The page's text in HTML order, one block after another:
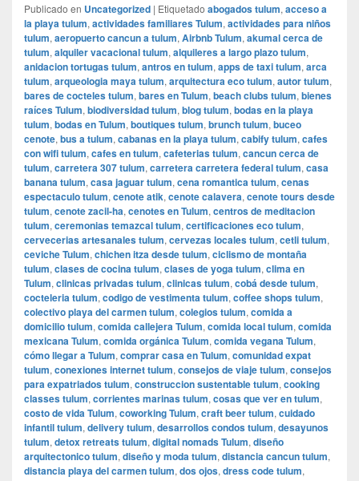
Publicado en Uncategorized | Etiquetado abogados tulum, acceso a
la playa tulum, actividades familiares Tulum, actividades para niños
tulum, aeropuerto cancun a tulum, Airbnb Tulum, akumal cerca de
tulum, alquiler vacacional tulum, alquileres a largo plazo tulum,
anidacion tortugas tulum, antros en tulum, apps de taxi tulum, arca
tulum, arqueologia maya tulum, arquitectura eco tulum, autor tulum,
bares de cocteles tulum, bares en Tulum, beach clubs tulum, bienes
raíces Tulum, biodiversidad tulum, blog tulum, bodas en la playa
tulum, bodas en Tulum, boutiques tulum, brunch tulum, buceo
cenote, bus a tulum, cabanas en la playa tulum, cabify tulum, cafes
con wifi tulum, cafes en tulum, cafeterias tulum, cancun cerca de
tulum, carretera 307 tulum, carretera carretera federal tulum, casa
banana tulum, casa jaguar tulum, cena romantica tulum, cenas
espectaculo tulum, cenote atik, cenote calavera, cenote tours desde
tulum, cenote zacil-ha, cenotes en Tulum, centros de meditacion
tulum, ceremonias temazcal tulum, certificaciones eco tulum,
cervecerias artesanales tulum, cervezas locales tulum, cetli tulum,
ceviche Tulum, chichen itza desde tulum, ciclismo de montaña
tulum, clases de cocina tulum, clases de yoga tulum, clima en
Tulum, clinicas privadas tulum, clinicas tulum, cobá desde tulum,
cocteleria tulum, codigo de vestimenta tulum, coffee shops tulum,
colectivo playa del carmen tulum, colegios tulum, comida a
domicilio tulum, comida callejera Tulum, comida local tulum, comida
mexicana Tulum, comida orgánica Tulum, comida vegana Tulum,
cómo llegar a Tulum, comprar casa en Tulum, comunidad expat
tulum, conexiones internet tulum, consejos de viaje tulum, consejos
para expatriados tulum, construccion sustentable tulum, cooking
classes tulum, corrientes marinas tulum, cosas que ver en tulum,
costo de vida Tulum, coworking Tulum, craft beer tulum, cuidado
infantil tulum, delivery tulum, desarrollos condos tulum, desayunos
tulum, detox retreats tulum, digital nomads Tulum, diseño
arquitectonico tulum, diseño y moda tulum, distancia cancun tulum,
distancia playa del carmen tulum, dos ojos, dress code tulum,